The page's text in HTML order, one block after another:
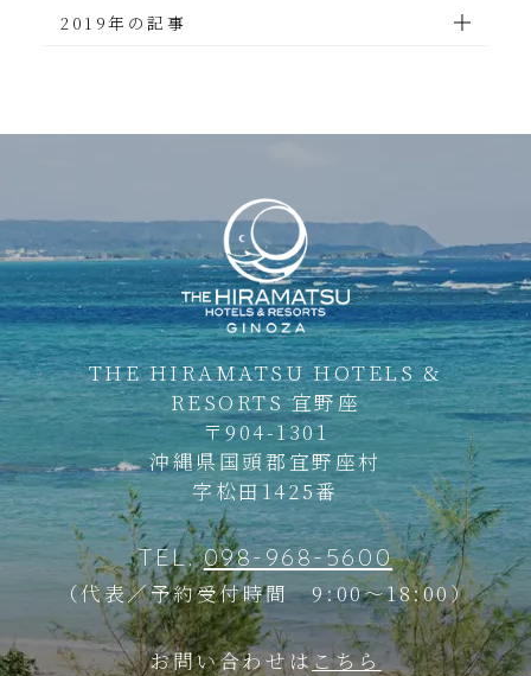
2019年の記事
THE HIRAMATSU HOTELS &
RESORTS宜野座
〒904-1301
沖縄県国頭郡宜野座村
字松田1425番
TEL.098-968-5600
（代表／予約受付時間 9:00～18:00）
お問い合わせはこちら